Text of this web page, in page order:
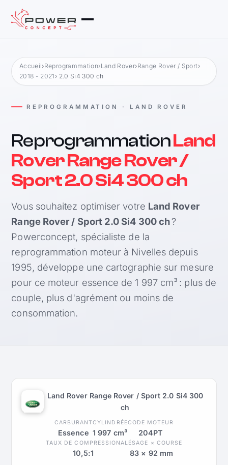
Accueil›Reprogrammation›Land Rover›Range Rover / Sport›
2018 - 2021 › 2.0 Si4 300 ch
REPROGRAMMATION · LAND ROVER
ReprogrammationLand
Rover Range Rover /
Sport 2.0 Si4 300 ch
Vous souhaitez optimiser votre Land Rover
Range Rover / Sport 2.0 Si4 300 ch?
Powerconcept, spécialiste de la
reprogrammation moteur à Nivelles depuis
1995, développe une cartographie sur mesure
pour ce moteur essence de 1 997 cm³ : plus de
couple, plus d'agrément ou moins de
consommation.
Land Rover Range Rover / Sport 2.0 Si4 300
ch
CARBURANT
Essence
CYLINDRÉE
1 997 cm³
CODE MOTEUR
204PT
TAUX DE COMPRESSION
10,5:1
ALÉSAGE × COURSE
83 × 92 mm